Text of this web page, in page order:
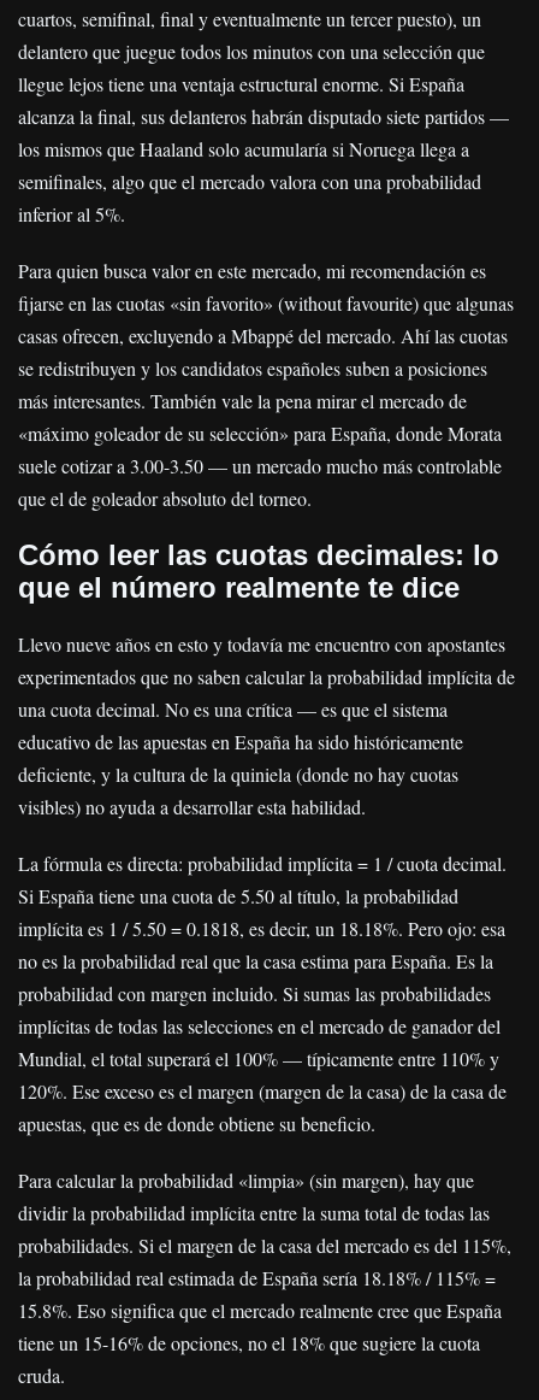
cuartos, semifinal, final y eventualmente un tercer puesto), un
delantero que juegue todos los minutos con una selección que
llegue lejos tiene una ventaja estructural enorme. Si España
alcanza la final, sus delanteros habrán disputado siete partidos —
los mismos que Haaland solo acumularía si Noruega llega a
semifinales, algo que el mercado valora con una probabilidad
inferior al 5%.
Para quien busca valor en este mercado, mi recomendación es
fijarse en las cuotas «sin favorito» (without favourite) que algunas
casas ofrecen, excluyendo a Mbappé del mercado. Ahí las cuotas
se redistribuyen y los candidatos españoles suben a posiciones
más interesantes. También vale la pena mirar el mercado de
«máximo goleador de su selección» para España, donde Morata
suele cotizar a 3.00-3.50 — un mercado mucho más controlable
que el de goleador absoluto del torneo.
Cómo leer las cuotas decimales: lo
que el número realmente te dice
Llevo nueve años en esto y todavía me encuentro con apostantes
experimentados que no saben calcular la probabilidad implícita de
una cuota decimal. No es una crítica — es que el sistema
educativo de las apuestas en España ha sido históricamente
deficiente, y la cultura de la quiniela (donde no hay cuotas
visibles) no ayuda a desarrollar esta habilidad.
La fórmula es directa: probabilidad implícita = 1 / cuota decimal.
Si España tiene una cuota de 5.50 al título, la probabilidad
implícita es 1 / 5.50 = 0.1818, es decir, un 18.18%. Pero ojo: esa
no es la probabilidad real que la casa estima para España. Es la
probabilidad con margen incluido. Si sumas las probabilidades
implícitas de todas las selecciones en el mercado de ganador del
Mundial, el total superará el 100% — típicamente entre 110% y
120%. Ese exceso es el margen (margen de la casa) de la casa de
apuestas, que es de donde obtiene su beneficio.
Para calcular la probabilidad «limpia» (sin margen), hay que
dividir la probabilidad implícita entre la suma total de todas las
probabilidades. Si el margen de la casa del mercado es del 115%,
la probabilidad real estimada de España sería 18.18% / 115% =
15.8%. Eso significa que el mercado realmente cree que España
tiene un 15-16% de opciones, no el 18% que sugiere la cuota
cruda.